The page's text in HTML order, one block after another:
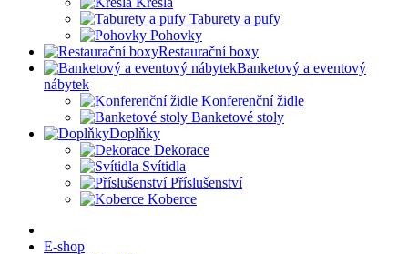
Taburety a pufy
Pohovky
Restaurační boxy
Banketový a eventový
nábytek
Konferenční židle
Banketové stoly
Doplňky
Dekorace
Svítidla
Příslušenství
Koberce
E-shop